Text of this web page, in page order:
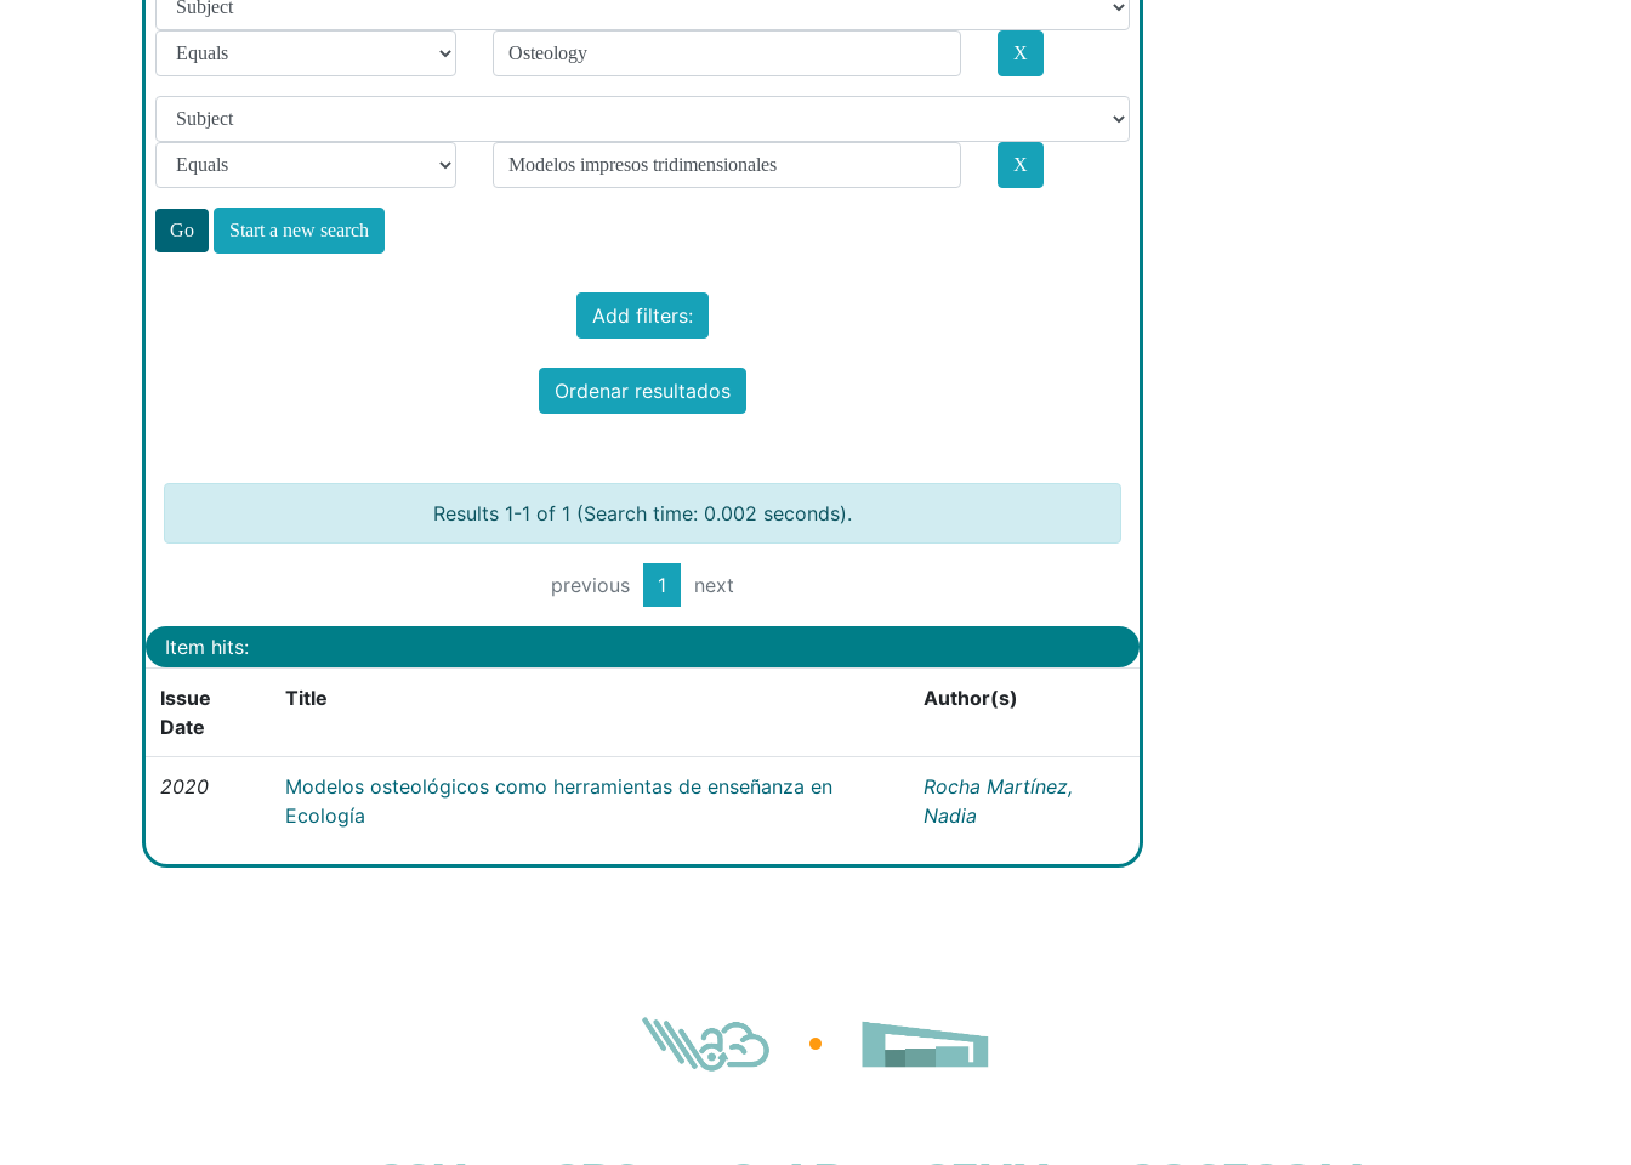
Start a new search
Add filters:
Ordenar resultados
Results 1-1 of 1 (Search time: 0.002 seconds).
previous 1 next
Item hits:
Issue
Date
Title Author(s)
2020
Modelos osteológicos como herramientas de enseñanza en
Ecología
Rocha Martínez,
Nadia